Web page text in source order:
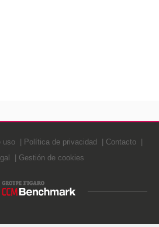
uso Política de privacidad
Contacto
Gestión de cookies